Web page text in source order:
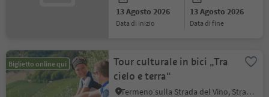
13 Agosto 2026
data di inizio
13 Agosto 2026
data di fine
Biglietto online qui
Tour culturale in bici „Tra
cielo e terra“
Termeno sulla Strada del Vino, Strada del Vino